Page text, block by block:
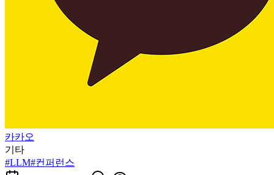
카카오
기타
#LLM#컨퍼런스